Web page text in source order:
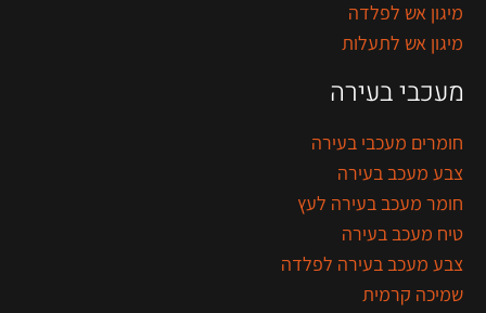
מיגון אש לפלדה
מיגון אש לתעלות
מעכבי בעירה
חומרים מעכבי בעירה
צבע מעכב בעירה
חומר מעכב בעירה לעץ
טיח מעכב בעירה
צבע מעכב בעירה לפלדה
שמיכה קרמית